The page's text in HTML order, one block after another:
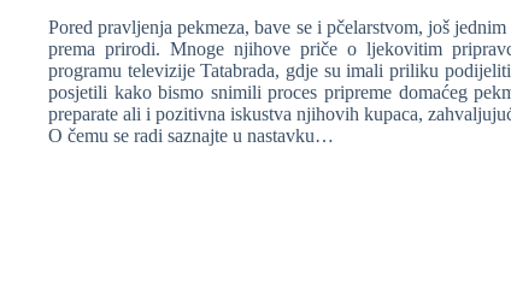
Pored pravljenja pekmeza, bave se i pčelarstvom, još
prema prirodi. Mnoge njihove priče o ljekovitim
programu televizije Tatabrada, gdje su imali priliku
posjetili kako bismo snimili proces pripreme domaćeg
preparate ali i pozitivna iskustva njihovih kupaca,
O čemu se radi saznajte u nastavku…
❆